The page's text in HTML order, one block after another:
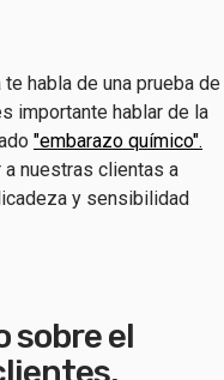
habla de una prueba de
importante hablar de la
"embarazo químico".
nuestras clientas a
y sensibilidad
sobre el